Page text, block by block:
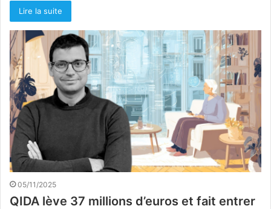
Lire la suite
05/11/2025
QIDA lève 37 millions d’euros et fait entrer